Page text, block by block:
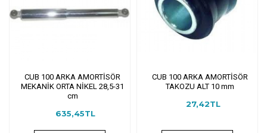
CUB 100 ARKA AMORTİSÖR
MEKANİK ORTA NİKEL 28,5-31
cm
635,45TL
CUB 100 ARKA AMORTİSÖR
TAKOZU ALT 10 mm
27,42TL